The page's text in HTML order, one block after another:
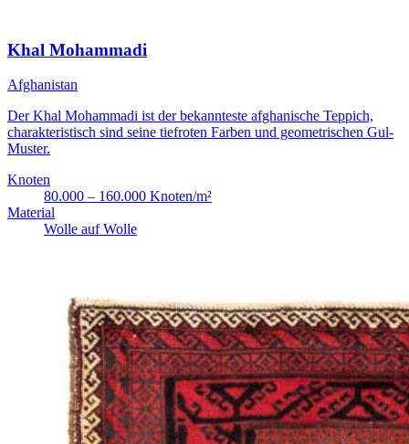
Khal Mohammadi
Afghanistan
Der Khal Mohammadi ist der bekannteste afghanische Teppich,
charakteristisch sind seine tiefroten Farben und geometrischen Gul-
Muster.
Knoten
80.000 – 160.000 Knoten/m²
Material
Wolle auf Wolle